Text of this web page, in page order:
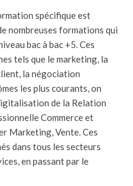
spécifique est
nombreuses formations qui
bac à bac +5. Ces
tels que le marketing, la
la négociation
les plus courants, on
de la Relation
Commerce et
Marketing, Vente. Ces
dans tous les secteurs
en passant par le